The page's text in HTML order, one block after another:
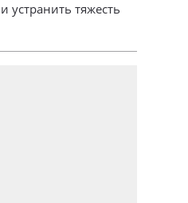
устранить тяжесть